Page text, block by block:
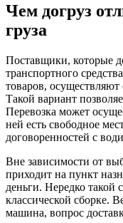
Чем догруз
груза
Поставщики, которые
транспортного
товаров, осуществляют
Такой вариант
Перевозка может
ней есть свободное
договоренностей с
Вне зависимости от
приходит на пункт
деньги. Нередко
классической сборке.
машина, вопрос